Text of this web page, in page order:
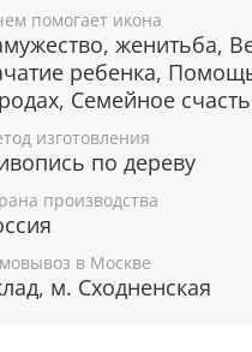
на брак и
уз.
в браке и мир в
живописному
вся информация
помогает икона
женитьба,
ребенка,
Семейное
изготовления
по дереву
производства
в Москве
м. Сходненская